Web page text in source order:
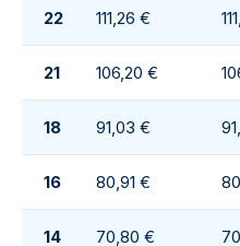
22 111,26 €
21 106,20 €
18 91,03 €
16 80,91 €
14 70,80 €